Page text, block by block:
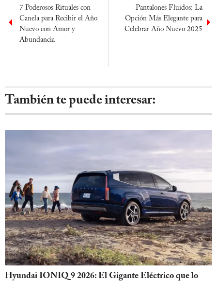
7 Poderosos Rituales con
Canela para Recibir el Año
Nuevo con Amor y
Abundancia
Pantalones Fluidos: La
Opción Más Elegante para
Celebrar Año Nuevo 2025
También te puede interesar:
Hyundai IONIQ 9 2026: El Gigante Eléctrico que lo